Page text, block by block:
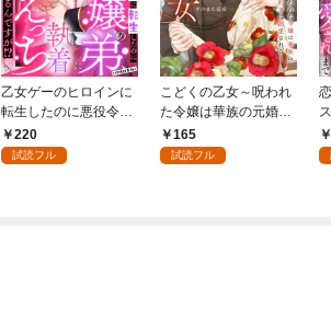
乙女ゲーのヒロインに
転生したのに悪役令嬢
の弟（攻略対象外）に
執着えっちされるんで
220
試読フル
こどくの乙女～呪われ
た令嬢は華族の元婚約
者に溺愛される～: 1
165
試読フル